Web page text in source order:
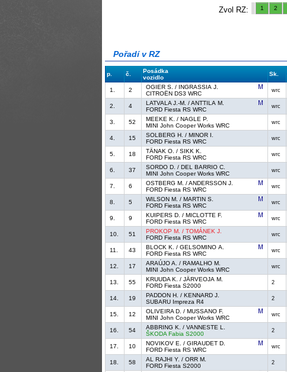
Zvol RZ: 1 2
Pořadí v RZ
p. č.
Posádka
vozidlo
Sk.
1.
2
OGIER S. / INGRASSIA J.
CITROËN DS3 WRC
wrc
2.
4
LATVALA J.-M. / ANTTILA M.
FORD Fiesta RS WRC
wrc
3.
52
MEEKE K. / NAGLE P.
MINI John Cooper Works WRC
wrc
4.
15
SOLBERG H. / MINOR I.
FORD Fiesta RS WRC
wrc
5.
18
TÄNAK O. / SIKK K.
FORD Fiesta RS WRC
wrc
6.
37
SORDO D. / DEL BARRIO C.
MINI John Cooper Works WRC
wrc
7.
6
OSTBERG M. / ANDERSSON J.
FORD Fiesta RS WRC
wrc
8.
5
WILSON M. / MARTIN S.
FORD Fiesta RS WRC
wrc
9.
9
KUIPERS D. / MICLOTTE F.
FORD Fiesta RS WRC
wrc
10.
51
PROKOP M. / TOMÁNEK J.
FORD Fiesta RS WRC
wrc
11.
43
BLOCK K. / GELSOMINO A.
FORD Fiesta RS WRC
wrc
12.
17
ARAÚJO A. / RAMALHO M.
MINI John Cooper Works WRC
wrc
13.
55
KRUUDA K. / JÄRVEOJA M.
FORD Fiesta S2000
2
14.
19
PADDON H. / KENNARD J.
SUBARU Impreza R4
2
15.
12
OLIVEIRA D. / MUSSANO F.
MINI John Cooper Works WRC
wrc
16.
54
ABBRING K. / VANNESTE L.
ŠKODA Fabia S2000
2
17.
10
NOVIKOV E. / GIRAUDET D.
FORD Fiesta RS WRC
wrc
18.
58
AL RAJHI Y. / ORR M.
FORD Fiesta S2000
2